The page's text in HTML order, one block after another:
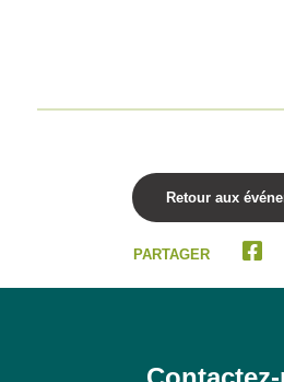
Retour aux
PARTAGER